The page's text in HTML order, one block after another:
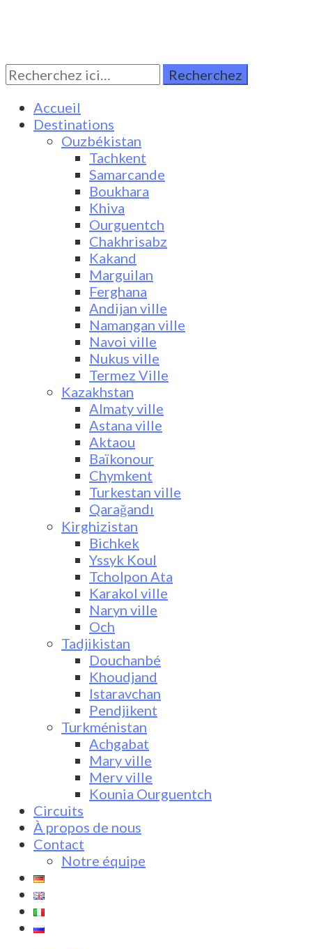
Turkestan Travel
Discover Central Asia
Rechercher:
Accueil
Destinations
Ouzbékistan
Tachkent
Samarcande
Boukhara
Khiva
Ourguentch
Chakhrisabz
Kakand
Marguilan
Ferghana
Andijan ville
Namangan ville
Navoi ville
Nukus ville
Termez Ville
Kazakhstan
Almaty ville
Astana ville
Aktaou
Baïkonour
Chymkent
Turkestan ville
Qarağandı
Kirghizistan
Bichkek
Yssyk Koul
Tcholpon Ata
Karakol ville
Naryn ville
Och
Tadjikistan
Douchanbé
Khoudjand
Istaravchan
Pendjikent
Turkménistan
Achgabat
Mary ville
Merv ville
Kounia Ourguentch
Circuits
À propos de nous
Contact
Notre équipe